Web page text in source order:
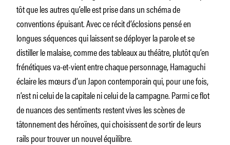
tôt que les autres qu’elle est prise dans un schéma de
conventions épuisant. Avec ce récit d’éclosions pensé en
longues séquences qui laissent se déployer la parole et se
distiller le malaise, comme des tableaux au théâtre, plutôt qu’en
frénétiques va-et-vient entre chaque personnage, Hamaguchi
éclaire les mœurs d’un Japon contemporain qui, pour une fois,
n’est ni celui de la capitale ni celui de la campagne. Parmi ce flot
de nuances des sentiments restent vives les scènes de
tâtonnement des héroïnes, qui choisissent de sortir de leurs
rails pour trouver un nouvel équilibre.